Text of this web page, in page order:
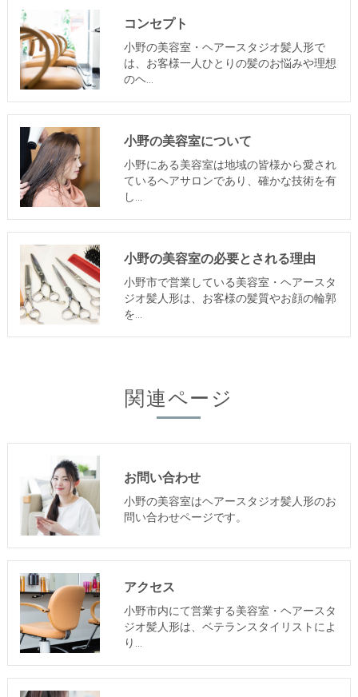
コンセプト
小野の美容室・ヘアースタジオ髪人形で
は、お客様一人ひとりの髪のお悩みや理想
のヘ…
小野の美容室について
小野にある美容室は地域の皆様から愛され
ているヘアサロンであり、確かな技術を有
し…
小野の美容室の必要とされる理由
小野市で営業している美容室・ヘアースタ
ジオ髪人形は、お客様の髪質やお顔の輪郭
を…
関連ページ
お問い合わせ
小野の美容室はヘアースタジオ髪人形のお
問い合わせページです。
アクセス
小野市内にて営業する美容室・ヘアースタ
ジオ髪人形は、ベテランスタイリストによ
り…